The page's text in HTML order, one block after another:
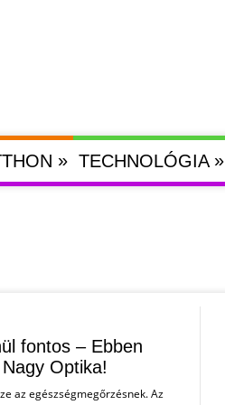
» TECHNOLÓGIA»
fontos – Ebben
Optika!
az egészségmegőrzésnek. Az